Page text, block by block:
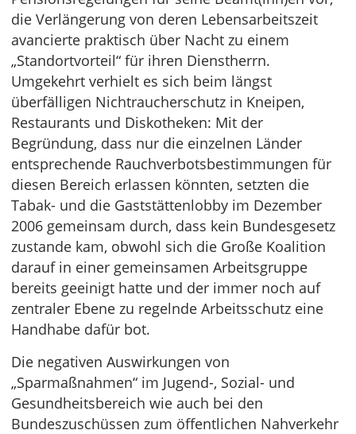
die Verlängerung von deren Lebensarbeitszeit
avancierte praktisch über Nacht zu einem
„Standortvorteil“ für ihren Dienstherrn.
Umgekehrt verhielt es sich beim längst
überfälligen Nichtraucherschutz in Kneipen,
Restaurants und Diskotheken: Mit der
Begründung, dass nur die einzelnen Länder
entsprechende Rauchverbotsbestimmungen für
diesen Bereich erlassen könnten, setzten die
Tabak- und die Gaststättenlobby im Dezember
2006 gemeinsam durch, dass kein Bundesgesetz
zustande kam, obwohl sich die Große Koalition
darauf in einer gemeinsamen Arbeitsgruppe
bereits geeinigt hatte und der immer noch auf
zentraler Ebene zu regelnde Arbeitsschutz eine
Handhabe dafür bot.
Die negativen Auswirkungen von
„Sparmaßnahmen“ im Jugend-, Sozial- und
Gesundheitsbereich wie auch bei den
Bundeszuschüssen zum öffentlichen Nahverkehr